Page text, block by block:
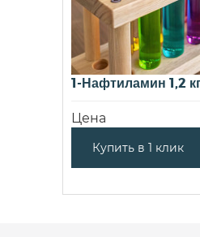
1-Нафтиламин 1,2
Цена
Купить в 1 клик